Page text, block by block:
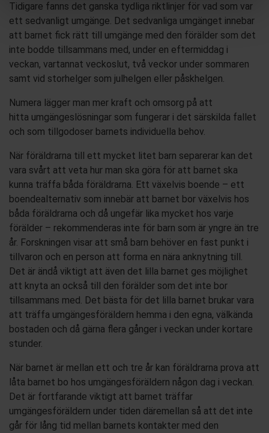
Tidigare fanns det ganska tydliga riktlinjer för vad som var
ett sedvanligt umgänge. Det sedvanliga umgänget innebar
att barnet fick rätt till umgänge med den förälder som det
inte bodde tillsammans med, under en eftermiddag i
veckan, vartannat veckoslut, två veckor under sommaren
samt vid storhelger som julhelgen eller påskhelgen.
Numera lägger man mer kraft och omsorg på att
hitta umgängeslösningar som fungerar i det särskilda fallet
och som tillgodoser barnets individuella behov.
När föräldrarna till ett mycket litet barn separerar kan det
vara svårt att veta hur man ska göra för att barnet ska
kunna träffa båda föräldrarna. Ett växelvis boende – ett
boendealternativ som innebär att barnet bor växelvis hos
båda föräldrarna och då ungefär lika mycket hos varje
förälder – rekommenderas inte för barn som är yngre än tre
år. Forskningen visar att små barn behöver en fast punkt i
tillvaron och en person att forma en nära anknytning till.
Det är ändå viktigt att även det lilla barnet ges möjlighet
att knyta an också till den förälder som det inte bor
tillsammans med. Det bästa för det lilla barnet brukar vara
att träffa umgängesföräldern hemma i den egna, välkända
bostaden och då gärna flera gånger i veckan under kortare
stunder.
När barnet är mellan ett och tre år kan föräldrarna prova att
låta barnet bo hos umgängesföräldern någon dag i veckan.
Det är fortfarande viktigt att barnet träffar
umgängesföräldern under tiden däremellan så att det inte
går för lång tid mellan barnets kontakter med den